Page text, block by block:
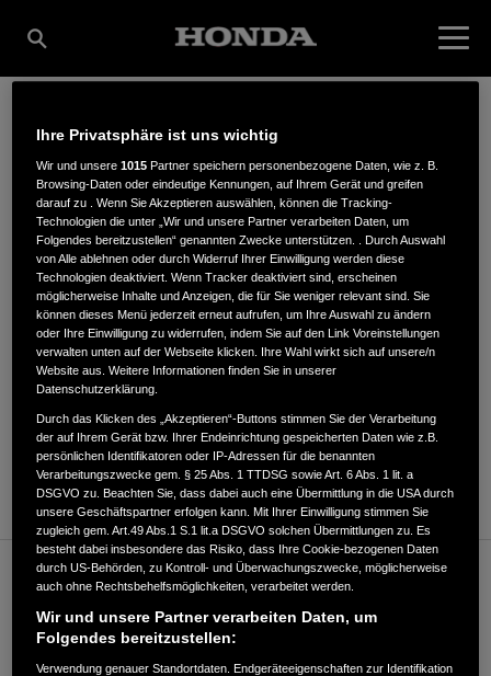
FRIETERS GMBH &
CO. KG
Viktoriastr. 15-17,41747,Viersen
ANFAHRTSBESCHREIBUNG ANFORDERN
WEBSITE
Verkauf / Kundendienst
02162/933890
Ihre Privatsphäre ist uns wichtig
Wir und unsere1015 Partner speichern personenbezogene Daten, wie z. B.
Browsing-Daten oder eindeutige Kennungen, auf Ihrem Gerät und greifen
darauf zu . Wenn Sie Akzeptieren auswählen, können die Tracking-
Technologien die unter „Wir und unsere Partner verarbeiten Daten, um
Folgendes bereitzustellen“ genannten Zwecke unterstützen. . Durch Auswahl
von Alle ablehnen oder durch Widerruf Ihrer Einwilligung werden diese
Technologien deaktiviert. Wenn Tracker deaktiviert sind, erscheinen
möglicherweise Inhalte und Anzeigen, die für Sie weniger relevant sind. Sie
können dieses Menü jederzeit erneut aufrufen, um Ihre Auswahl zu ändern
oder Ihre Einwilligung zu widerrufen, indem Sie auf den Link Voreinstellungen
verwalten unten auf der Webseite klicken. Ihre Wahl wirkt sich auf unsere/n
Website aus. Weitere Informationen finden Sie in unserer
Datenschutzerklärung.
Durch das Klicken des „Akzeptieren“-Buttons stimmen Sie der Verarbeitung
der auf Ihrem Gerät bzw. Ihrer Endeinrichtung gespeicherten Daten wie z.B.
persönlichen Identifikatoren oder IP-Adressen für die benannten
Verarbeitungszwecke gem. § 25 Abs. 1 TTDSG sowie Art. 6 Abs. 1 lit. a
DSGVO zu. Beachten Sie, dass dabei auch eine Übermittlung in die USA durch
unsere Geschäftspartner erfolgen kann. Mit Ihrer Einwilligung stimmen Sie
zugleich gem. Art.49 Abs.1 S.1 lit.a DSGVO solchen Übermittlungen zu. Es
besteht dabei insbesondere das Risiko, dass Ihre Cookie-bezogenen Daten
durch US-Behörden, zu Kontroll- und Überwachungszwecke, möglicherweise
auch ohne Rechtsbehelfsmöglichkeiten, verarbeitet werden.
Wir und unsere Partner verarbeiten Daten, um
Folgendes bereitzustellen:
Verwendung genauer Standortdaten. Endgeräteeigenschaften zur Identifikation